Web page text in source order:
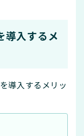
導入するメ
導入するメリッ